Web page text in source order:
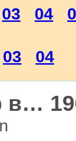
03 04
03 04
в…